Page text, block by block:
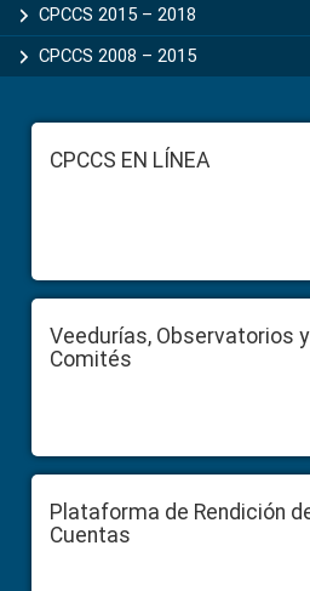
CPCCS 2015 – 2018
CPCCS 2008 – 2015
FooterCPCCS EN LÍNEA
Veedurías, Observatorios y
Comités
Plataforma de Rendición
Cuentas